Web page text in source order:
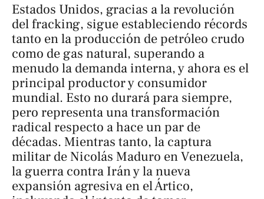
Estados Unidos, gracias a la revolución
del fracking, sigue estableciendo récords
tanto en la producción de petróleo crudo
como de gas natural, superando a
menudo la demanda interna, y ahora es el
principal productor y consumidor
mundial. Esto no durará para siempre,
pero representa una transformación
radical respecto a hace un par de
décadas. Mientras tanto, la captura
militar de Nicolás Maduro en Venezuela,
la guerra contra Irán y la nueva
expansión agresiva en el Ártico,